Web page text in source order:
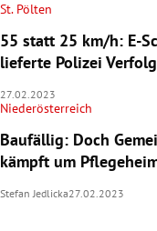
St. Pölten
55 statt 25 km/h: E-
lieferte Polizei
27.02.2023
Niederösterreich
Baufällig: Doch
kämpft um
Stefan Jedlicka27.02.2023